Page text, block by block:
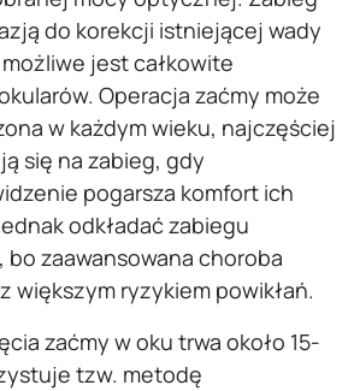
do korekcji istniejącej wady
jest całkowite
Operacja zaćmy może
w każdym wieku, najczęściej
się na zabieg, gdy
pogarsza komfort ich
odkładać zabiegu
bo zaawansowana choroba
większym ryzykiem powikłań.
zaćmy w oku trwa około 15-
tzw. metodę